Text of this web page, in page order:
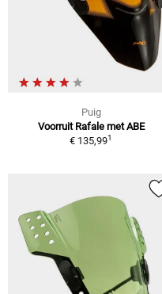
Puig
Voorruit Rafale met ABE
€ 135,991